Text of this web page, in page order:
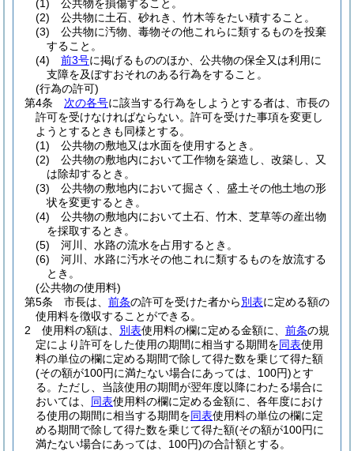
(1)
公共物を損傷すること。
(2)
公共物に土石、砂れき、竹木等をたい積すること。
(3)
公共物に汚物、毒物その他これらに類するものを投棄
すること。
(4)
前3号に掲げるもののほか、公共物の保全又は利用に
支障を及ぼすおそれのある行為をすること。
(行為の許可)
第4条
次の各号に該当する行為をしようとする者は、市長の
許可を受けなければならない。 許可を受けた事項を変更し
ようとするときも同様とする。
(1)
公共物の敷地又は水面を使用するとき。
(2)
公共物の敷地内において工作物を築造し、改築し、又
は除却するとき。
(3)
公共物の敷地内において掘さく、盛土その他土地の形
状を変更するとき。
(4)
公共物の敷地内において土石、竹木、芝草等の産出物
を採取するとき。
(5)
河川、水路の流水を占用するとき。
(6)
河川、水路に汚水その他これに類するものを放流する
とき。
(公共物の使用料)
第5条
市長は、 前条の許可を受けた者から別表に定める額の
使用料を徴収することができる。
2
使用料の額は、 別表使用料の欄に定める金額に、 前条の規
定により許可をした使用の期間に相当する期間を同表使用
料の単位の欄に定める期間で除して得た数を乗じて得た額
(その額が100円に満たない場合にあっては、100円)とす
る。 ただし、当該使用の期間が翌年度以降にわたる場合に
おいては、 同表使用料の欄に定める金額に、各年度におけ
る使用の期間に相当する期間を同表使用料の単位の欄に定
める期間で除して得た数を乗じて得た額(その額が100円に
満たない場合にあっては、100円)の合計額とする。